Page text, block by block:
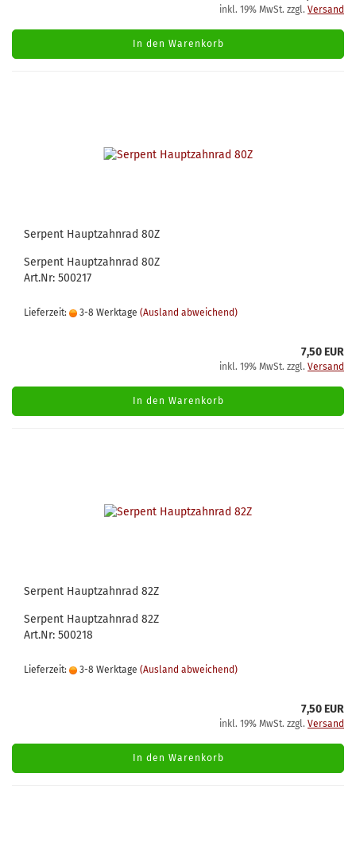
inkl. 19% MwSt. zzgl. Versand
In den Warenkorb
Serpent Hauptzahnrad 80Z
Serpent Hauptzahnrad 80Z
Art.Nr: 500217
Lieferzeit: 3-8 Werktage (Ausland abweichend)
7,50 EUR
inkl. 19% MwSt. zzgl. Versand
In den Warenkorb
Serpent Hauptzahnrad 82Z
Serpent Hauptzahnrad 82Z
Art.Nr: 500218
Lieferzeit: 3-8 Werktage (Ausland abweichend)
7,50 EUR
inkl. 19% MwSt. zzgl. Versand
In den Warenkorb